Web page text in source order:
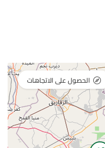
الحصول على الاتجاهات